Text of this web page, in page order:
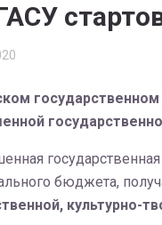
государственном
бюджета,
культурно-